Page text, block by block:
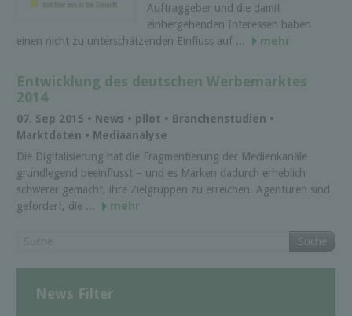
Auftraggeber und die damit
einhergehenden Interessen haben
einen nicht zu unterschätzenden Einfluss auf ...
mehr
Entwicklung des deutschen Werbemarktes
2014
07. Sep 2015 • News • pilot • Branchenstudien •
Marktdaten • Mediaanalyse
Die Digitalisierung hat die Fragmentierung der Medienkanäle
grundlegend beeinflusst – und es Marken dadurch erheblich
schwerer gemacht, ihre Zielgruppen zu erreichen. Agenturen sind
gefordert, die ...
mehr
Suche
News Filter